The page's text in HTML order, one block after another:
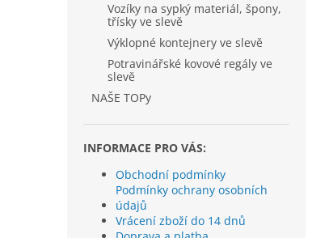
Vozíky na sypký materiál, špony,
třísky ve slevě
Výklopné kontejnery ve slevě
Potravinářské kovové regály ve
slevě
NAŠE TOPy
INFORMACE PRO VÁS:
Obchodní podmínky
Podmínky ochrany osobních
údajů
Vrácení zboží do 14 dnů